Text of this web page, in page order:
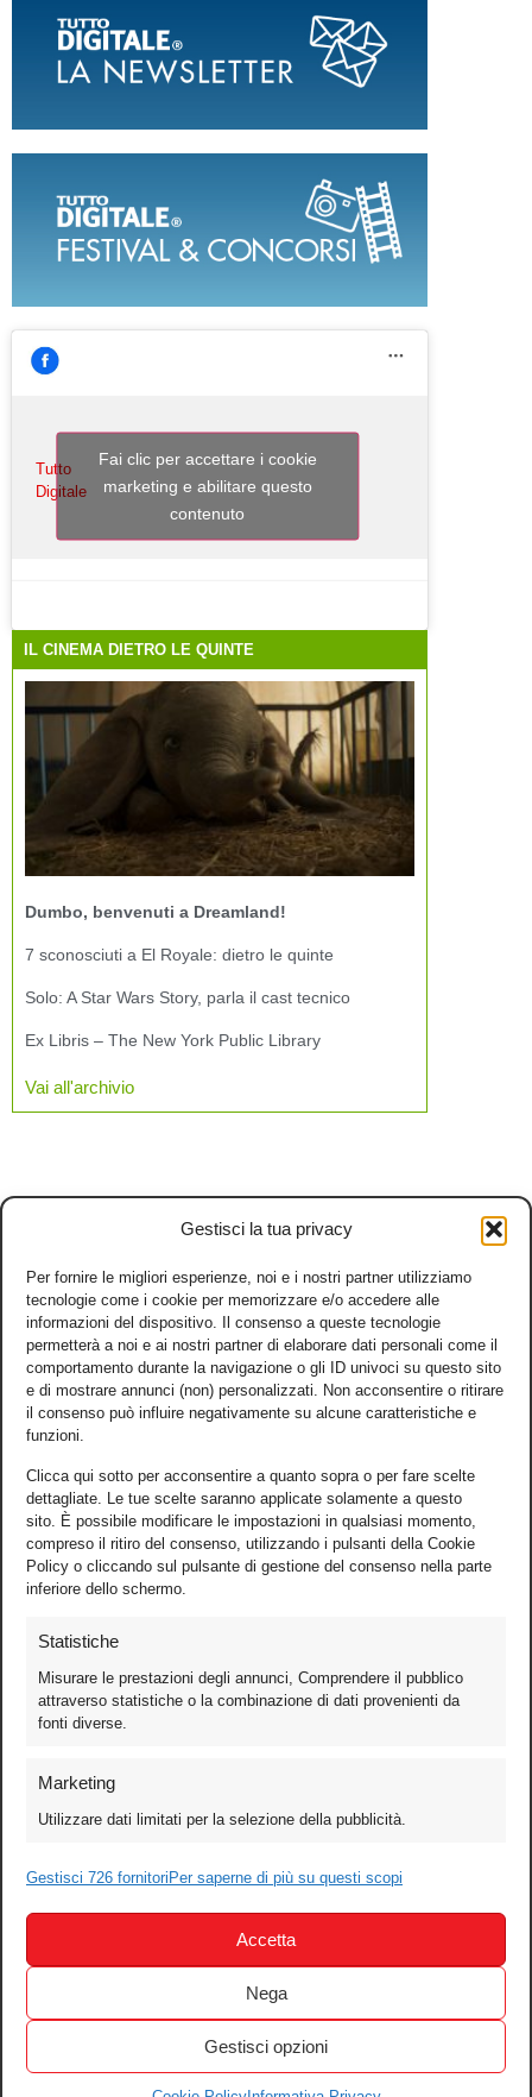
Gestisci la tua privacy
Per fornire le migliori esperienze, noi e i nostri partner utilizziamo
tecnologie come i cookie per memorizzare e/o accedere alle
informazioni del dispositivo. Il consenso a queste tecnologie
permetterà a noi e ai nostri partner di elaborare dati personali come il
comportamento durante la navigazione o gli ID univoci su questo sito
e di mostrare annunci (non) personalizzati. Non acconsentire o ritirare
il consenso può influire negativamente su alcune caratteristiche e
funzioni.
Clicca qui sotto per acconsentire a quanto sopra o per fare scelte
dettagliate. Le tue scelte saranno applicate solamente a questo
sito. È possibile modificare le impostazioni in qualsiasi momento,
compreso il ritiro del consenso, utilizzando i pulsanti della Cookie
Policy o cliccando sul pulsante di gestione del consenso nella parte
inferiore dello schermo.
Statistiche
Misurare le prestazioni degli annunci, Comprendere il pubblico
attraverso statistiche o la combinazione di dati provenienti da
fonti diverse.
Marketing
Utilizzare dati limitati per la selezione della pubblicità.
Gestisci 726 fornitori Per saperne di più su questi scopi
Accetta
Nega
Gestisci opzioni
Tutto
Digitale
Fai clic per accettare i cookie
marketing e abilitare questo
contenuto
IL CINEMA DIETRO LE QUINTE
Dumbo, benvenuti a Dreamland!
7 sconosciuti a El Royale: dietro le quinte
Solo: A Star Wars Story, parla il cast tecnico
Ex Libris – The New York Public Library
Vai all'archivio
Games
Test
Audio
Festival & Concorsi